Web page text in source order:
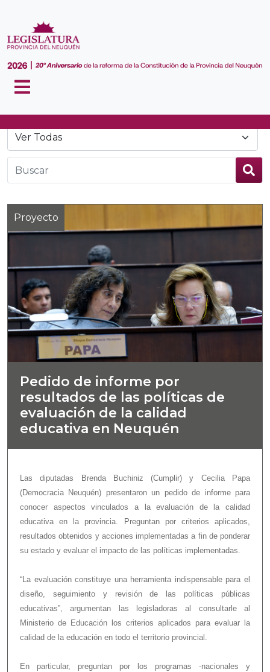
Proyecto
Pedido de informe por
resultados de las políticas de
evaluación de la calidad
educativa en Neuquén
Las diputadas Brenda Buchiniz (Cumplir) y Cecilia Papa
(Democracia Neuquén) presentaron un pedido de informe para
conocer aspectos vinculados a la evaluación de la calidad
educativa en la provincia. Preguntan por criterios aplicados,
resultados obtenidos y acciones implementadas a fin de ponderar
su estado y evaluar el impacto de las políticas implementadas.
“La evaluación constituye una herramienta indispensable para el
diseño, seguimiento y revisión de las políticas públicas
educativas”, argumentan las legisladoras al consultarle al
Ministerio de Educación los criterios aplicados para evaluar la
calidad de la educación en todo el territorio provincial.
En particular, preguntan por los programas -nacionales y